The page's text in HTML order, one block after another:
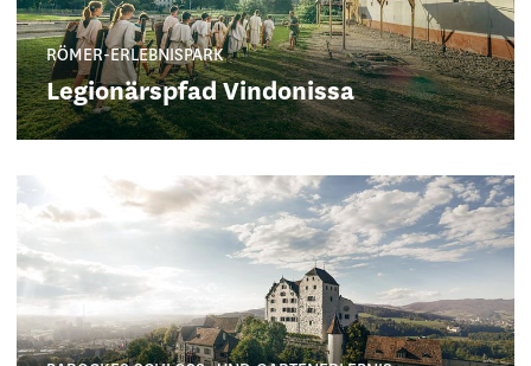
RÖMER-ERLEBNISPARK
Legionärspfad Vindonissa